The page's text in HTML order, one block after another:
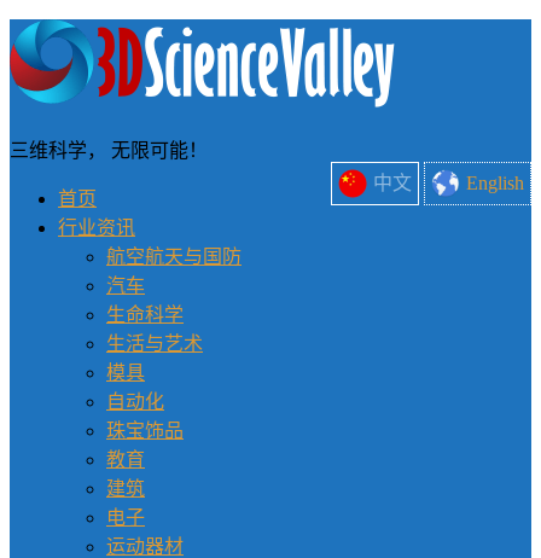
中文 English
三维科学， 无限可能！
首页
行业资讯
航空航天与国防
汽车
生命科学
生活与艺术
模具
自动化
珠宝饰品
教育
建筑
电子
运动器材